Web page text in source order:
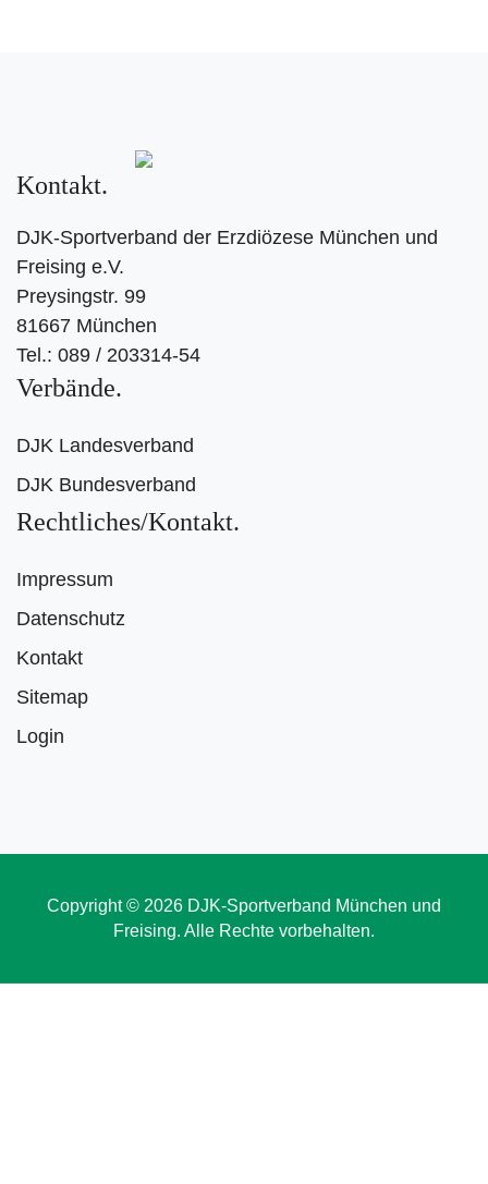
Kontakt
DJK-Sportverband der Erzdiözese München und
Freising e.V.
Preysingstr. 99
81667 München
Tel.: 089 / 203314-54
Verbände
DJK Landesverband
DJK Bundesverband
Rechtliches/Kontakt
Impressum
Datenschutz
Kontakt
Sitemap
Login
Copyright © 2026 DJK-Sportverband München und
Freising. Alle Rechte vorbehalten.